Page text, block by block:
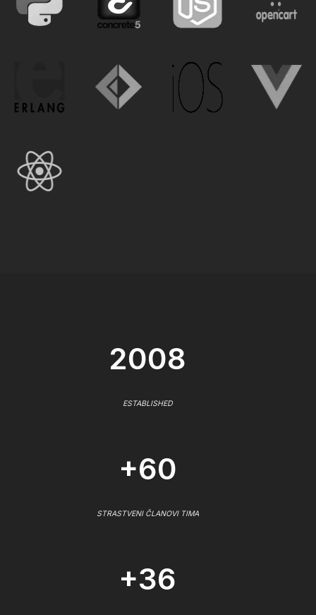
2008
ESTABLISHED
+60
STRASTVENI ČLANOVI TIMA
+36